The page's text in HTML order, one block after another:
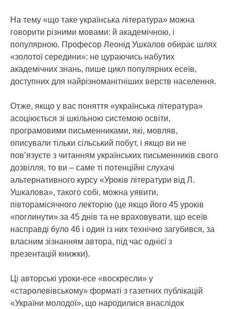
На тему «що таке українська література» можна
говорити різними мовами: й академічною, і
популярною. Професор Леонід Ушкалов обирає шлях
«золотої середини»: не цураючись набутих
академічних знань, пише цикл популярних есеїв,
доступних для найрізноманітніших верств населення.
Отже, якщо у вас поняття «українська література»
асоціюється зі шкільною системою освіти,
програмовими письменниками, які, мовляв,
описували тільки сільський побут, і якщо ви не
пов’язуєте з читанням українських письменників свого
дозвілля, то ви – саме ті потенційні слухачі
альтернативного курсу «Уроків літератури від Л.
Ушкалова», такого собі, можна уявити,
півторамісячного лекторію (це якщо його 45 уроків
«поглинути» за 45 днів та не враховувати, що есеїв
насправді було 46 і один із них технічно загубився, за
власним зізнанням автора, під час однієї з
презентацій книжки).
Ці авторські уроки-есе «воскресли» у
«старолевівському» форматі з газетних публікацій
«України молодої», що народилися внаслідок